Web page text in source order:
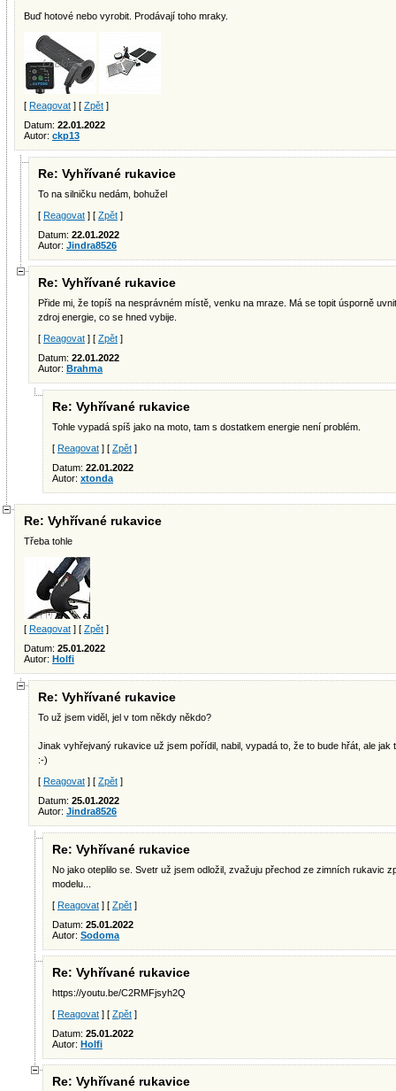
Buď hotové nebo vyrobit. Prodávají toho mraky.
[ Reagovat ] [ Zpět ]
Datum: 22.01.2022
Autor: ckp13
Re: Vyhřívané rukavice
To na silničku nedám, bohužel
[ Reagovat ] [ Zpět ]
Datum: 22.01.2022
Autor: Jindra8526
Re: Vyhřívané rukavice
Přide mi, že topíš na nesprávném místě, venku na mraze. Má se topit úsporně
zdroj energie, co se hned vybije.
[ Reagovat ] [ Zpět ]
Datum: 22.01.2022
Autor: Brahma
Re: Vyhřívané rukavice
Tohle vypadá spíš jako na moto, tam s dostatkem energie není problém.
[ Reagovat ] [ Zpět ]
Datum: 22.01.2022
Autor: xtonda
Re: Vyhřívané rukavice
Třeba tohle
[ Reagovat ] [ Zpět ]
Datum: 25.01.2022
Autor: Holfi
Re: Vyhřívané rukavice
To už jsem viděl, jel v tom někdy někdo?
Jinak vyhřejvaný rukavice už jsem pořídil, nabil, vypadá to, že to bude hřát, ale jak
:-)
[ Reagovat ] [ Zpět ]
Datum: 25.01.2022
Autor: Jindra8526
Re: Vyhřívané rukavice
No jako oteplilo se. Svetr už jsem odložil, zvažuju přechod ze zimních rukavic
modelu...
[ Reagovat ] [ Zpět ]
Datum: 25.01.2022
Autor: Sodoma
Re: Vyhřívané rukavice
https://youtu.be/C2RMFjsyh2Q
[ Reagovat ] [ Zpět ]
Datum: 25.01.2022
Autor: Holfi
Re: Vyhřívané rukavice